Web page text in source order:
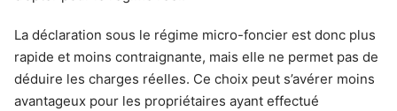
La déclaration sous le régime micro-foncier est donc plus
rapide et moins contraignante, mais elle ne permet pas de
déduire les charges réelles. Ce choix peut s’avérer moins
avantageux pour les propriétaires ayant effectué